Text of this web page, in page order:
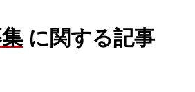
に関する記事